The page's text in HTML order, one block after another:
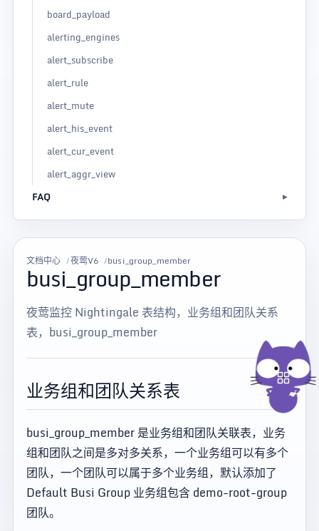
board_payload
alerting_engines
alert_subscribe
alert_rule
alert_mute
alert_his_event
alert_cur_event
alert_aggr_view
FAQ
文档中心 夜莺V6 busi_group_member
busi_group_member
夜莺监控 Nightingale 表结构，业务组和团队关系
表，busi_group_member
业务组和团队关系表
busi_group_member 是业务组和团队关联表，业务
组和团队之间是多对多关系，一个业务组可以有多个
团队，一个团队可以属于多个业务组，默认添加了
Default Busi Group 业务组包含 demo-root-group
团队。